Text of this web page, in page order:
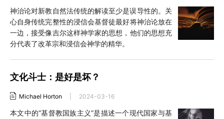
神治论对新教自然法传统的解读至少是误导性的。关
心自身传统完整性的浸信会基督徒最好将神治论放在
一边，接受像吉尔这样神学家的思想，他们的思想充
分代表了改革宗和浸信会神学的精华。
文化斗士：是好是坏？
Michael Horton 2024-03-16
本文中的“基督教国族主义”是描述一个现代国家与基